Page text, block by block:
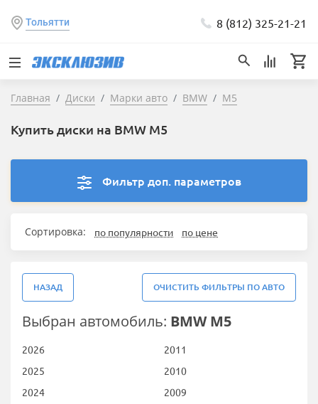
Тольятти 8 (812) 325-21-21
Главная Диски Марки авто BMW M5
Купить диски на BMW M5
Фильтр доп. параметров
Сортировка: по популярности по цене
НАЗАД ОЧИСТИТЬ ФИЛЬТРЫ ПО АВТО
Выбран автомобиль: BMW M5
2026
2025
2024
2011
2010
2009